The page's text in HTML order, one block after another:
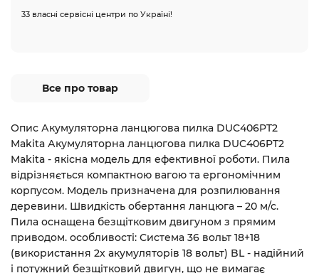
33 власні сервісні центри по Україні!
Все про товар
Опис Акумуляторна ланцюгова пилка DUC406PT2
Makita Акумуляторна ланцюгова пилка DUC406PT2
Makita - якісна модель для ефективної роботи. Пила
відрізняється компактною вагою та ергономічним
корпусом. Модель призначена для розпилювання
деревини. Швидкість обертання ланцюга – 20 м/с.
Пила оснащена безщітковим двигуном з прямим
приводом. особливості: Система 36 вольт 18+18
(використання 2х акумуляторів 18 вольт) BL - надійний
і потужний безщітковий двигун, що не вимагає